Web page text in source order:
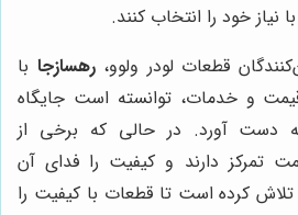
خود را انتخاب کنند.
قطعات لودر ولوو،رهسازجا با
قیمت و خدمات، توانسته است جایگاه
به دست آورد. در حالی که برخی از
تمرکز دارند و کیفیت را فدای آن
کرده است تا قطعات با کیفیت را